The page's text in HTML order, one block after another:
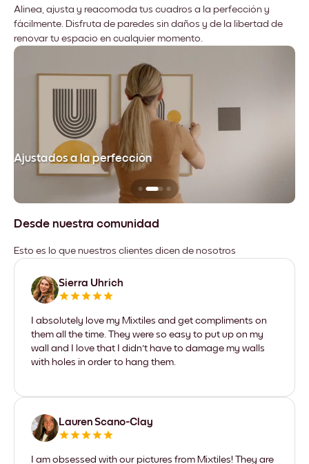
Alinea, ajusta y reacomoda tus cuadros a la perfección y
fácilmente. Disfruta de paredes sin daños y de la libertad de
renovar tu espacio en cualquier momento.
Ajustados a la perfección
Desde nuestra comunidad
Esto es lo que nuestros clientes dicen de nosotros
Sierra Uhrich
I absolutely love my Mixtiles and get compliments on
them all the time. They were so easy to put up on my
wall and I love that I didn't have to damage my walls
with holes in order to hang them.
Lauren Scano-Clay
I am obsessed with our pictures from Mixtiles! They are